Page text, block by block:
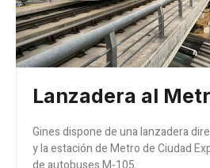
Lanzadera al
Gines dispone de una lanzadera
y la estación de Metro de Ciudad